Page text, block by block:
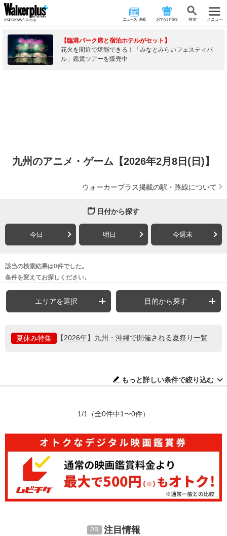
ニュース･連載 おでかけ情報 検 索 メニュー
【臨港パーク席と宿泊ホテルがセット】
花火を間近で堪能できる！「みなとみらいフェスティバ
ル」鑑賞ツアーを販売中
九州のアニメ・ゲーム【2026年2月8日(日)】
ウォーカープラス掲載の駅・路線について
日付から探す
今日 明日 今週末
該当の検索結果は0件でした。
条件を変えてお探しください。
エリアを選択 目的から探す
夏休み特集 【2026年】九州・沖縄で開催される夏祭り一覧
もっと詳しい条件で絞り込む
1/1 （全0件中1〜0件）
注目情報